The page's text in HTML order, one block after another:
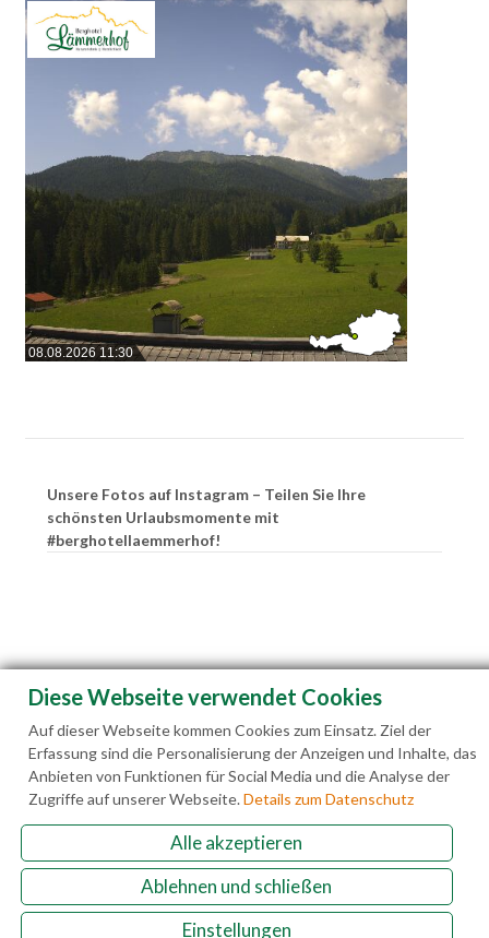
08.08.2026 11:30
Unsere Fotos auf Instagram – Teilen Sie Ihre
schönsten Urlaubsmomente mit
#berghotellaemmerhof!
Familie Hedegger Lämmerhofweg 2 A-5522 St.
Martin a. Tgb.
Diese Webseite verwendet Cookies
Auf dieser Webseite kommen Cookies zum Einsatz. Ziel der
Erfassung sind die Personalisierung der Anzeigen und Inhalte, das
Anbieten von Funktionen für Social Media und die Analyse der
Zugriffe auf unserer Webseite.Details zum Datenschutz
Alle akzeptieren
Ablehnen und schließen
Einstellungen